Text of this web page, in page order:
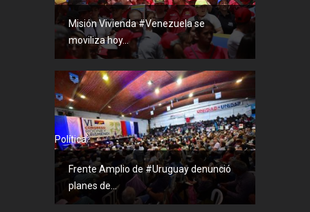
Misión Vivienda #Venezuela se
moviliza hoy...
Política
Frente Amplio de #Uruguay denunció
planes de...